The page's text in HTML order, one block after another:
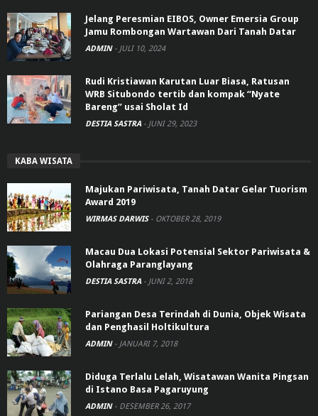
Jelang Peresmian EIBOS, Owner Emersia Group
Jamu Rombongan Wartawan Dari Tanah Datar
ADMIN - JULI 10, 2024
Rudi Kristiawan Karutan Luar Biasa, Ratusan
WRB Situbondo tertib dan kompak “Nyate
Bareng” usai Sholat Id
DESTIA SASTRA - JUNI 29, 2023
KABA WISATA
Majukan Pariwisata, Tanah Datar Gelar Tuorism
Award 2019
WIRMAS DARWIS - OKTOBER 28, 2019
Macau Dua Lokasi Potensial Sektor Pariwisata &
Olahraga Paranglayang
DESTIA SASTRA - JUNI 2, 2018
Pariangan Desa Terindah di Dunia, Objek Wisata
dan Penghasil Holtikultura
ADMIN - JANUARI 7, 2018
Diduga Terlalu Lelah, Wisatawan Wanita Pingsan
di Istano Basa Pagaruyung
ADMIN - DESEMBER 26, 2017